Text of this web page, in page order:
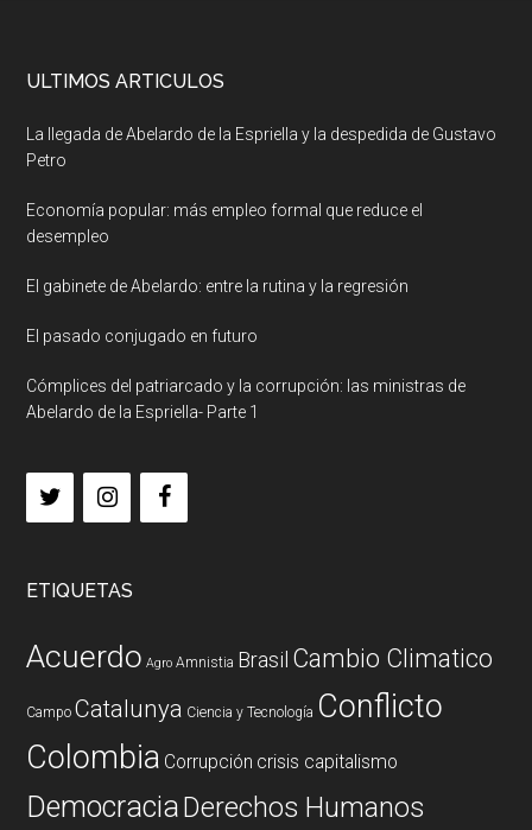
ULTIMOS ARTICULOS
La llegada de Abelardo de la Espriella y la despedida de Gustavo
Petro
Economía popular: más empleo formal que reduce el
desempleo
El gabinete de Abelardo: entre la rutina y la regresión
El pasado conjugado en futuro
Cómplices del patriarcado y la corrupción: las ministras de
Abelardo de la Espriella- Parte 1
ETIQUETAS
Acuerdo Agro Amnistia Brasil Cambio Climatico
Campo Catalunya Ciencia y Tecnología Conflicto
Colombia Corrupción crisis capitalismo
DemocraciaDerechos Humanos